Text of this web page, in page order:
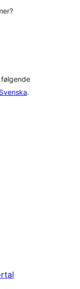
Svenska.